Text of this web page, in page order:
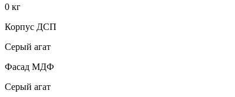
0 кг
Корпус ДСП
Серый агат
Фасад МДФ
Серый агат